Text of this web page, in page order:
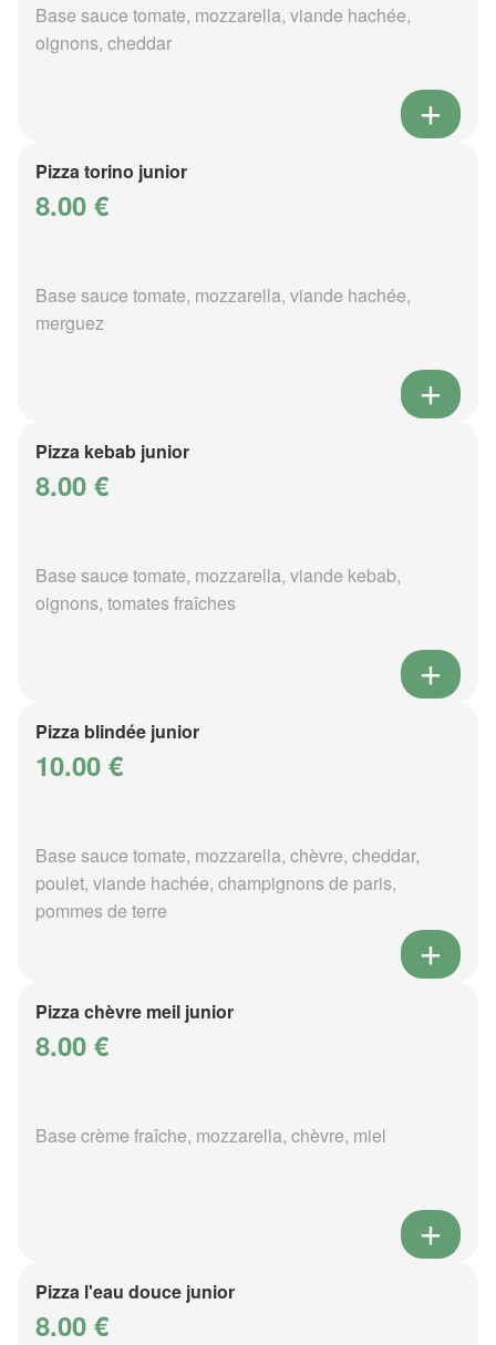
Base sauce tomate, mozzarella, viande hachée,
oignons, cheddar
Pizza torino junior
8.00 €
Base sauce tomate, mozzarella, viande hachée,
merguez
Pizza kebab junior
8.00 €
Base sauce tomate, mozzarella, viande kebab,
oignons, tomates fraîches
Pizza blindée junior
10.00 €
Base sauce tomate, mozzarella, chèvre, cheddar,
poulet, viande hachée, champignons de paris,
pommes de terre
Pizza chèvre meil junior
8.00 €
Base crème fraîche, mozzarella, chèvre, miel
Pizza l'eau douce junior
8.00 €